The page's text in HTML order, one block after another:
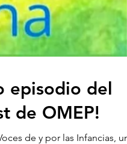
episodio del
de OMEP!